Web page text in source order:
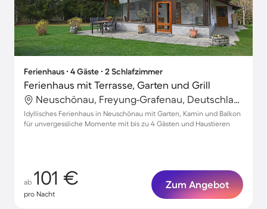
Ferienhaus ∙ 4 Gäste ∙ 2 Schlafzimmer
Ferienhaus mit Terrasse, Garten und Grill
Neuschönau, Freyung-Grafenau, Deutschland
Idyllisches Ferienhaus in Neuschönau mit Garten, Kamin und Balkon
für unvergessliche Momente mit bis zu 4 Gästen und Haustieren
ab 101 €
pro Nacht
Zum Angebot